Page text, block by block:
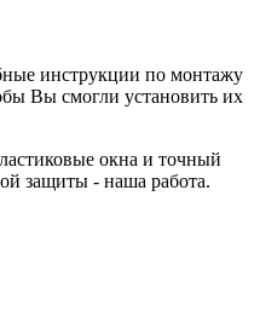
инструкции по монтажу
Вы смогли установить их
окна и точный
защиты - наша работа.